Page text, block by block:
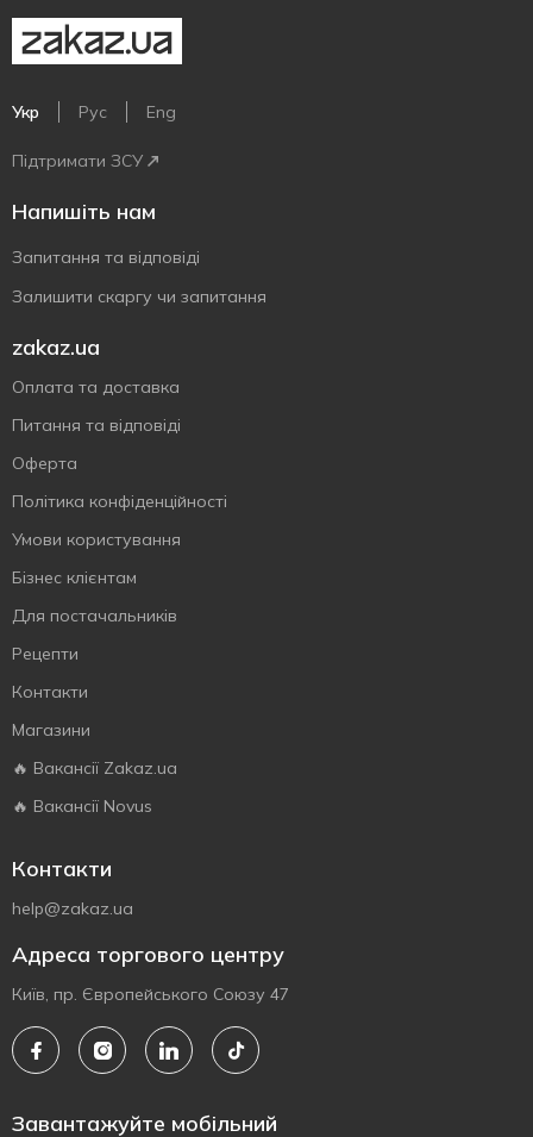
Укр Рус Eng
Підтримати ЗСУ
Напишіть нам
Запитання та відповіді
Залишити скаргу чи запитання
zakaz.ua
Оплата та доставка
Питання та відповіді
Оферта
Політика конфіденційності
Умови користування
Бізнес клієнтам
Для постачальників
Рецепти
Контакти
Магазини
🔥 Вакансії Zakaz.ua
🔥 Вакансії Novus
Контакти
help@zakaz.ua
Адреса торгового центру
Київ, пр. Європейського Союзу 47
Завантажуйте мобільний